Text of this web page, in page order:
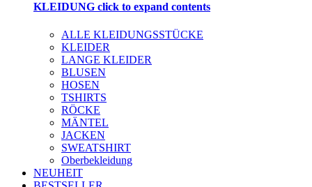
KLEIDUNG click to expand contents
ALLE KLEIDUNGSSTÜCKE
KLEIDER
LANGE KLEIDER
BLUSEN
HOSEN
TSHIRTS
RÖCKE
MÄNTEL
JACKEN
SWEATSHIRT
Oberbekleidung
NEUHEIT